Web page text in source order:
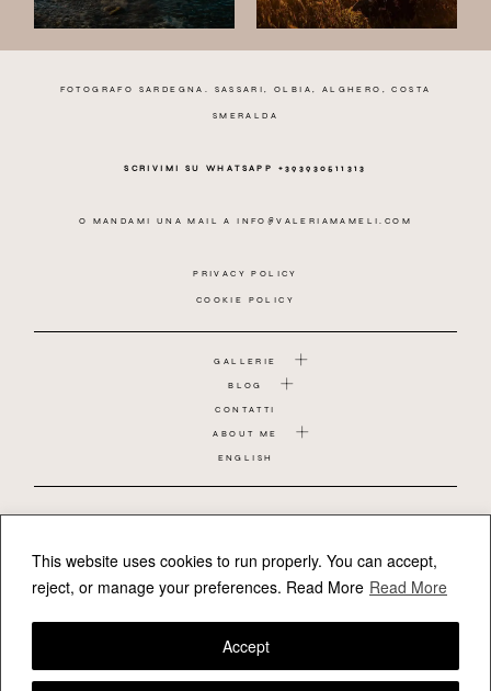
This website uses cookies to run properly. You can accept,
reject, or manage your preferences. Read More Read More
Accept
FOTOGRAFO SARDEGNA. SASSARI, OLBIA, ALGHERO, COSTA
SMERALDA
SCRIVIMI SU WHATSAPP +393930511313
O MANDAMI UNA MAIL AINFO@VALERIAMAMELI.COM
PRIVACY POLICY
COOKIE POLICY
GALLERIE
BLOG
CONTATTI
ABOUT ME
ENGLISH
COPPIA
BAMBINO
NEONATO
FOLLOW VALERIAMAMELI